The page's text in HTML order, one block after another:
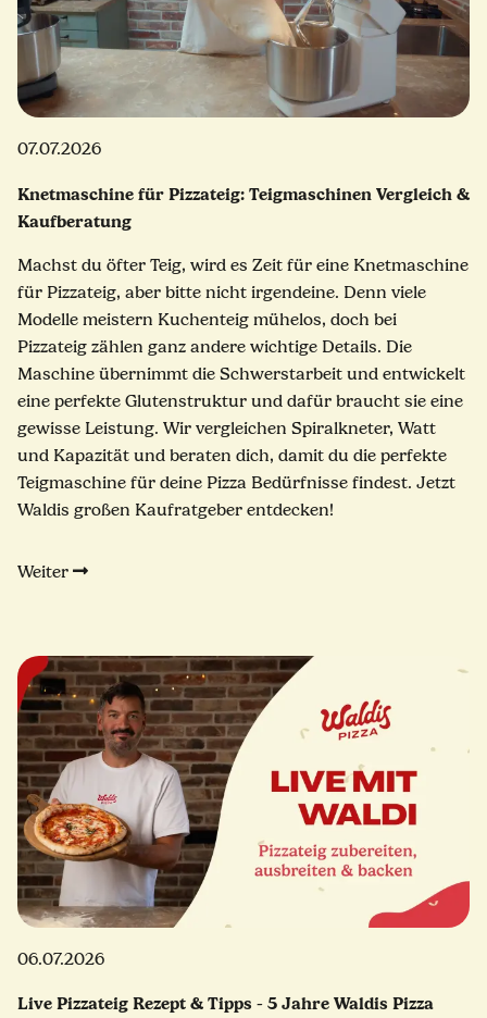
07.07.2026
Knetmaschine für Pizzateig: Teigmaschinen Vergleich &
Kaufberatung
Machst du öfter Teig, wird es Zeit für eine Knetmaschine
für Pizzateig, aber bitte nicht irgendeine. Denn viele
Modelle meistern Kuchenteig mühelos, doch bei
Pizzateig zählen ganz andere wichtige Details. Die
Maschine übernimmt die Schwerstarbeit und entwickelt
eine perfekte Glutenstruktur und dafür braucht sie eine
gewisse Leistung. Wir vergleichen Spiralkneter, Watt
und Kapazität und beraten dich, damit du die perfekte
Teigmaschine für deine Pizza Bedürfnisse findest. Jetzt
Waldis großen Kaufratgeber entdecken!
Weiter
06.07.2026
Live Pizzateig Rezept & Tipps - 5 Jahre Waldis Pizza